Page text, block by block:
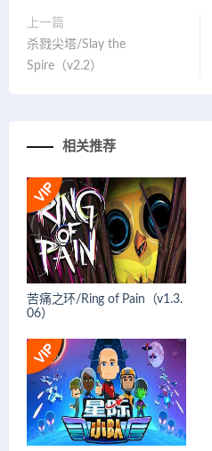
上一篇
杀戮尖塔/Slay the
Spire（v2.2）
相关推荐
苦痛之环/Ring of Pain（v1.3.
06）